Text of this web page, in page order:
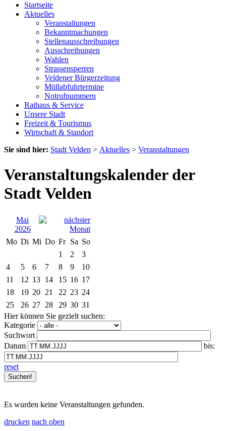
Startseite
Aktuelles
Veranstaltungen
Bekanntmachungen
Stellenausschreibungen
Ausschreibungen
Wahlen
Strassensperren
Veldener Bürgerzeitung
Müllabfuhrtermine
Notrufnummern
Rathaus & Service
Unsere Stadt
Freizeit & Tourismus
Wirtschaft & Standort
Sie sind hier: Stadt Velden > Aktuelles > Veranstaltungen
Veranstaltungskalender der
Stadt Velden
Mai
2026
Mo Di Mi Do Fr Sa So
1
2
3
4
5 6 7 8 9
10
11
12 13 14 15 16 17
18
19 20 21 22 23 24
25
26 27 28 29 30 31
Hier können Sie gezielt suchen:
Kategorie
Suchwort
Datum
bis:
reset
Es wurden keine Veranstaltungen gefunden.
drucken nach oben